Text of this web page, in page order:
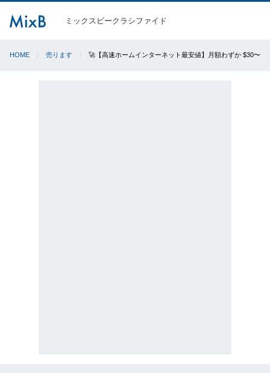
ミックスビークラシファイド
HOME 売ります 🚀【高速ホームインターネット最安値】月額わずか $30〜！